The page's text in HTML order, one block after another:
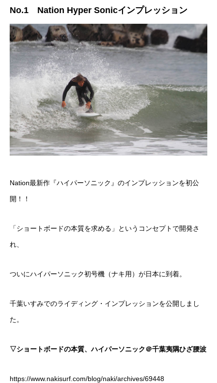
No.1 Nation Hyper Sonicインプレッション
Nation最新作『ハイパーソニック』のインプレッションを初公
開！！
「ショートボードの本質を求める」というコンセプトで開発さ
れ、
ついにハイパーソニック初号機（ナキ用）が日本に到着。
千葉いすみでのライディング・インプレッションを公開しまし
た。
▽ショートボードの本質、ハイパーソニック＠千葉夷隅ひざ腰波
https://www.nakisurf.com/blog/naki/archives/69448